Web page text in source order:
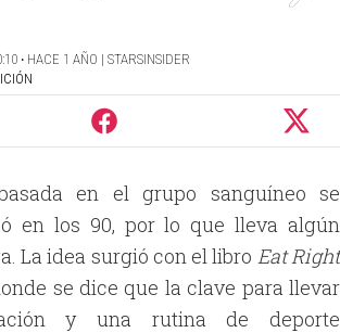
‧ HACE 1 AÑO | STARSINSIDER
en el grupo sanguíneo se
en los 90, por lo que lleva algún
La idea surgió con el libro Eat Right
se dice que la clave para llevar
y una rutina de deporte